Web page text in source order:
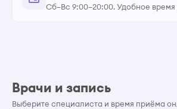
Сб–Вс 9:00–20:00. Удобное время
Врачи и запись
Выберите специалиста и время приёма